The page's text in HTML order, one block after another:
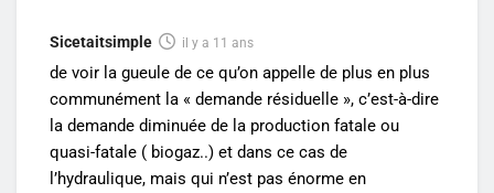
Sicetaitsimple il y a 11 ans
de voir la gueule de ce qu’on appelle de plus en plus
communément la « demande résiduelle », c’est-à-dire
la demande diminuée de la production fatale ou
quasi-fatale ( biogaz..) et dans ce cas de
l’hydraulique, mais qui n’est pas énorme en